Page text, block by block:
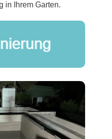
in Ihrem Garten.